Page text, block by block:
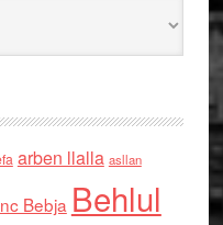
arben llalla asllan
Bebja Behlul